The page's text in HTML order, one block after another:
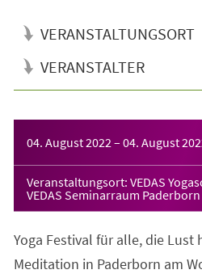
VERANSTALTUNGSORT
VERANSTALTER
04. August 2022 – 04. August
Veranstaltungsort: VEDAS
VEDAS Seminarraum Paderborn
Yoga Festival für alle, die Lust
Meditation in Paderborn am